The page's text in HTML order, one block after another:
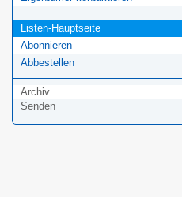
Listen-Hauptseite
Abonnieren
Abbestellen
Archiv
Senden